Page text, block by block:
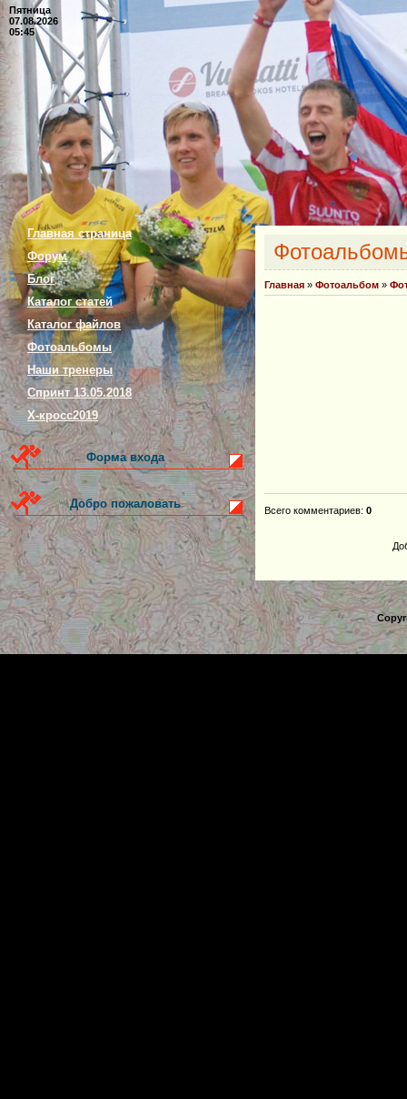
Пятница
07.08.2026
05:45
Главная страница
Форум
Блог
Каталог статей
Каталог файлов
Фотоальбомы
Наши тренеры
Спринт 13.05.2018
Х-кросс2019
Форма входа
Добро пожаловать
Главная » Фотоальбом »
Всего комментариев: 0